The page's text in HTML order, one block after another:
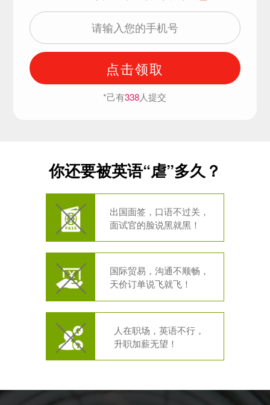
点击领取
*己有338人提交
你还要被英语“虐”多久？
出国面签，口语不过关，
面试官的脸说黑就黑！
国际贸易，沟通不顺畅，
天价订单说飞就飞！
人在职场，英语不行，
升职加薪无望！